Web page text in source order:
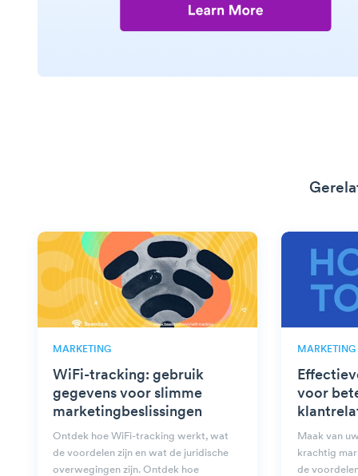
MARKETING
WiFi-tracking: gebruik
gegevens voor slimme
marketingbeslissingen
Ontdek hoe WiFi-tracking werkt, wat
de voordelen zijn en wat de juridische
overwegingen zijn. Ontdek hoe
MARKETING
voor
Maak van
krachtig
de